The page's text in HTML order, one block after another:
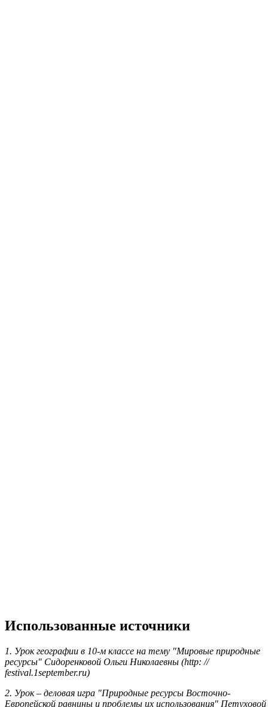
Использованные источники
1. Урок географии в 10-м классе на тему "Мировые природные
ресурсы" Сидоренковой Ольги Николаевны (http: //
festival.1september.ru)
2. Урок – деловая игра "Природные ресурсы Восточно-
Европейской равнины и проблемы их использования" Петуховой